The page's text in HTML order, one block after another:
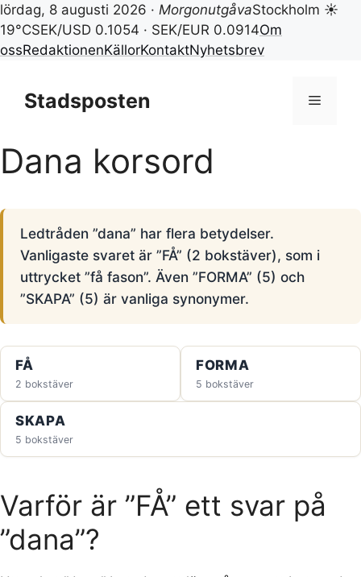
lördag, 8 augusti 2026 · MorgonutgåvaStockholm ☀
19°CSEK/USD 0.1054 · SEK/EUR 0.0914Om
ossRedaktionenKällorKontaktNyhetsbrev
innehållStadsposten Meny
Dana korsord
Ledtråden ”dana” har flera betydelser.
Vanligaste svaret är ”FÅ” (2 bokstäver), som i
uttrycket ”få fason”. Även ”FORMA” (5) och
”SKAPA” (5) är vanliga synonymer.
FÅ
2 bokstäver
FORMA
5 bokstäver
SKAPA
5 bokstäver
Varför är ”FÅ” ett svar på
”dana”?